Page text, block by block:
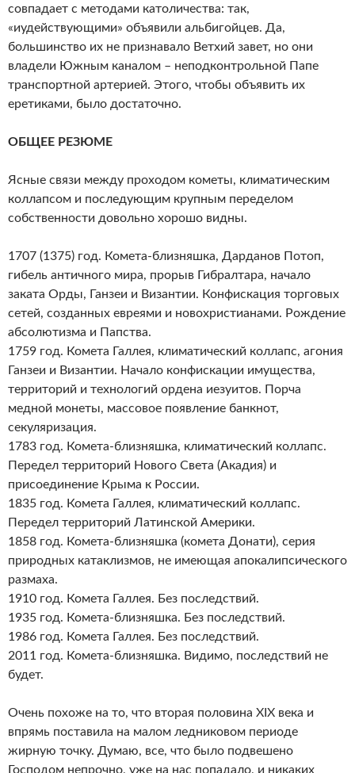
совпадает с методами католичества: так,
«иудействующими» объявили альбигойцев. Да,
большинство их не признавало Ветхий завет, но они
владели Южным каналом – неподконтрольной Папе
транспортной артерией. Этого, чтобы объявить их
еретиками, было достаточно.
ОБЩЕЕ РЕЗЮМЕ
Ясные связи между проходом кометы, климатическим
коллапсом и последующим крупным переделом
собственности довольно хорошо видны.
1707 (1375) год. Комета-близняшка, Дарданов Потоп,
гибель античного мира, прорыв Гибралтара, начало
заката Орды, Ганзеи и Византии. Конфискация торговых
сетей, созданных евреями и новохристианами. Рождение
абсолютизма и Папства.
1759 год. Комета Галлея, климатический коллапс, агония
Ганзеи и Византии. Начало конфискации имущества,
территорий и технологий ордена иезуитов. Порча
медной монеты, массовое появление банкнот,
секуляризация.
1783 год. Комета-близняшка, климатический коллапс.
Передел территорий Нового Света (Акадия) и
присоединение Крыма к России.
1835 год. Комета Галлея, климатический коллапс.
Передел территорий Латинской Америки.
1858 год. Комета-близняшка (комета Донати), серия
природных катаклизмов, не имеющая апокалипсического
размаха.
1910 год. Комета Галлея. Без последствий.
1935 год. Комета-близняшка. Без последствий.
1986 год. Комета Галлея. Без последствий.
2011 год. Комета-близняшка. Видимо, последствий не
будет.
Очень похоже на то, что вторая половина XIX века и
впрямь поставила на малом ледниковом периоде
жирную точку. Думаю, все, что было подвешено
Господом непрочно, уже на нас попадало, и никаких